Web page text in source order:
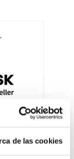
de las cookies